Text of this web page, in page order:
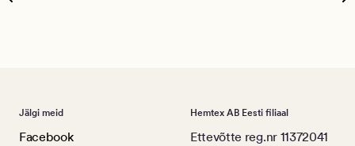
Jälgi meid
Facebook
Hemtex AB Eesti filiaal
Ettevõtte reg.nr 11372041